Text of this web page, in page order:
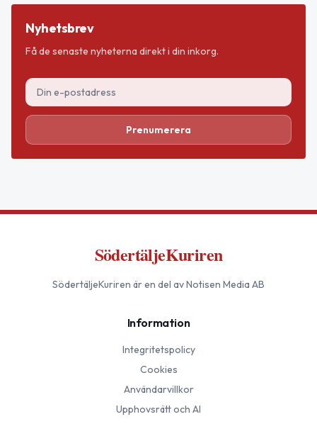
Nyhetsbrev
Få de senaste nyheterna direkt i din inkorg.
Prenumerera
SödertäljeKuriren
SödertäljeKuriren är en del av Notisen Media AB
Information
Integritetspolicy
Cookies
Användarvillkor
Upphovsrätt och AI